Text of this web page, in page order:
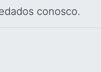
conosco.